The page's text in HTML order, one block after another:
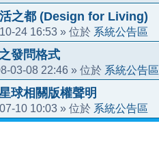
之都 (Design for Living)
24 16:53 » 位於 系統公告區
發問格式
03-08 22:46 » 位於 系統公告區
球相關版權聲明
10 10:03 » 位於 系統公告區